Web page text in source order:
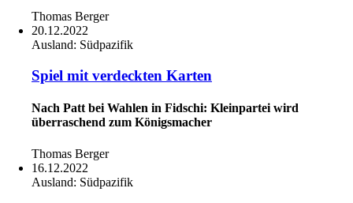
Thomas Berger
20.12.2022
Ausland: Südpazifik
Spiel mit verdeckten Karten
Nach Patt bei Wahlen in Fidschi: Kleinpartei wird
überraschend zum Königsmacher
Thomas Berger
16.12.2022
Ausland: Südpazifik